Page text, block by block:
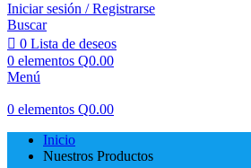
Iniciar sesión / Registrarse
Buscar
0 Lista de deseos
0 elementos Q0.00
Menú
0 elementos Q0.00
Inicio
Nuestros Productos